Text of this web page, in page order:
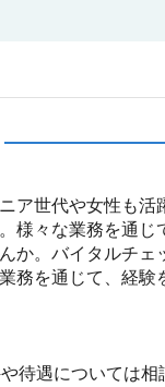
ア世代や女性も活
様々な業務を通じ
か。バイタルチェ
務を通じて、経験
待遇については相